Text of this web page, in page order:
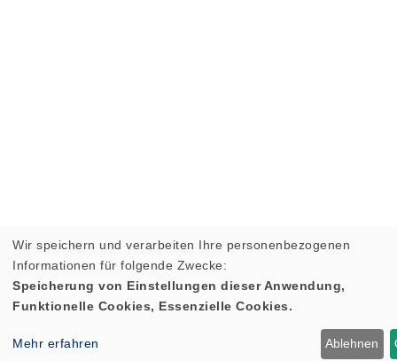
Wir speichern und verarbeiten Ihre personenbezogenen
Informationen für folgende Zwecke:
Speicherung von Einstellungen dieser Anwendung,
Funktionelle Cookies, Essenzielle Cookies.
Mehr erfahren Ablehnen